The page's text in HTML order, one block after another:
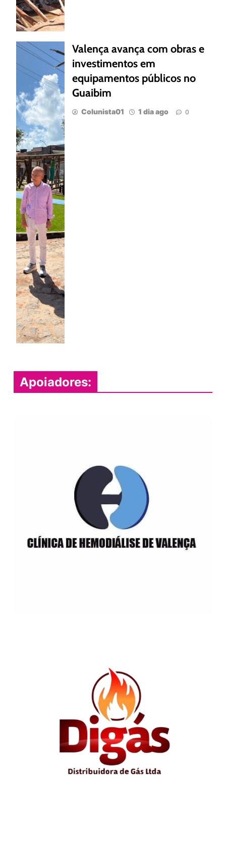
Apoiadores:
Valença avança com obras e
investimentos em
equipamentos públicos no
Guaibim
Colunista01 1 dia ago 0